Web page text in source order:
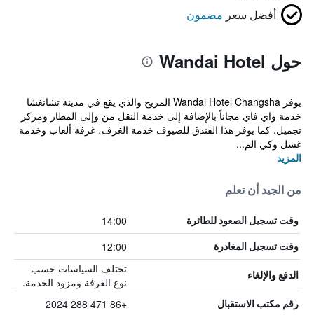
أفضل سعر مضمون
حول Wandai Hotel
يوفر Wandai Hotel Changsha المريح والذي يقع في مدينة تشانغشا
خدمة واي فاي مجاناً بالإضافة إلى خدمة النقل من وإلى المطار ومركز
تجميل. كما يوفر هذا الفندق للضيوف خدمة الغرف، غرفة ألعاب وخدمة
غسل وكي الم...
المزيد
من الجيد أن تعلم
وقت تسجيل الصعود للطائرة 14:00
وقت تسجيل المغادرة 12:00
الدفع والإلغاء
تختلف السياسات حسب
نوع الغرفة ومزود الخدمة.
رقم مكتب الاستقبال +86 471 288 2024